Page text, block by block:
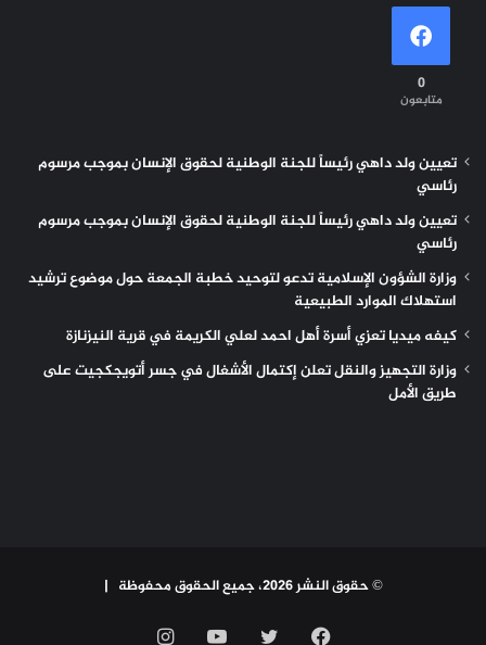
0
متابعون
تعيين ولد داهي رئيساً للجنة الوطنية لحقوق الإنسان بموجب مرسوم
رئاسي
تعيين ولد داهي رئيساً للجنة الوطنية لحقوق الإنسان بموجب مرسوم
رئاسي
وزارة الشؤون الإسلامية تدعو لتوحيد خطبة الجمعة حول موضوع ترشيد
استهلاك الموارد الطبيعية
كيفه ميديا تعزي أسرة أهل احمد لعلي الكريمة في قرية النيزنازة
وزارة التجهيز والنقل تعلن إكتمال الأشغال في جسر أتويجكجيت على
طريق الأمل
© حقوق النشر 2026، جميع الحقوق محفوظة |